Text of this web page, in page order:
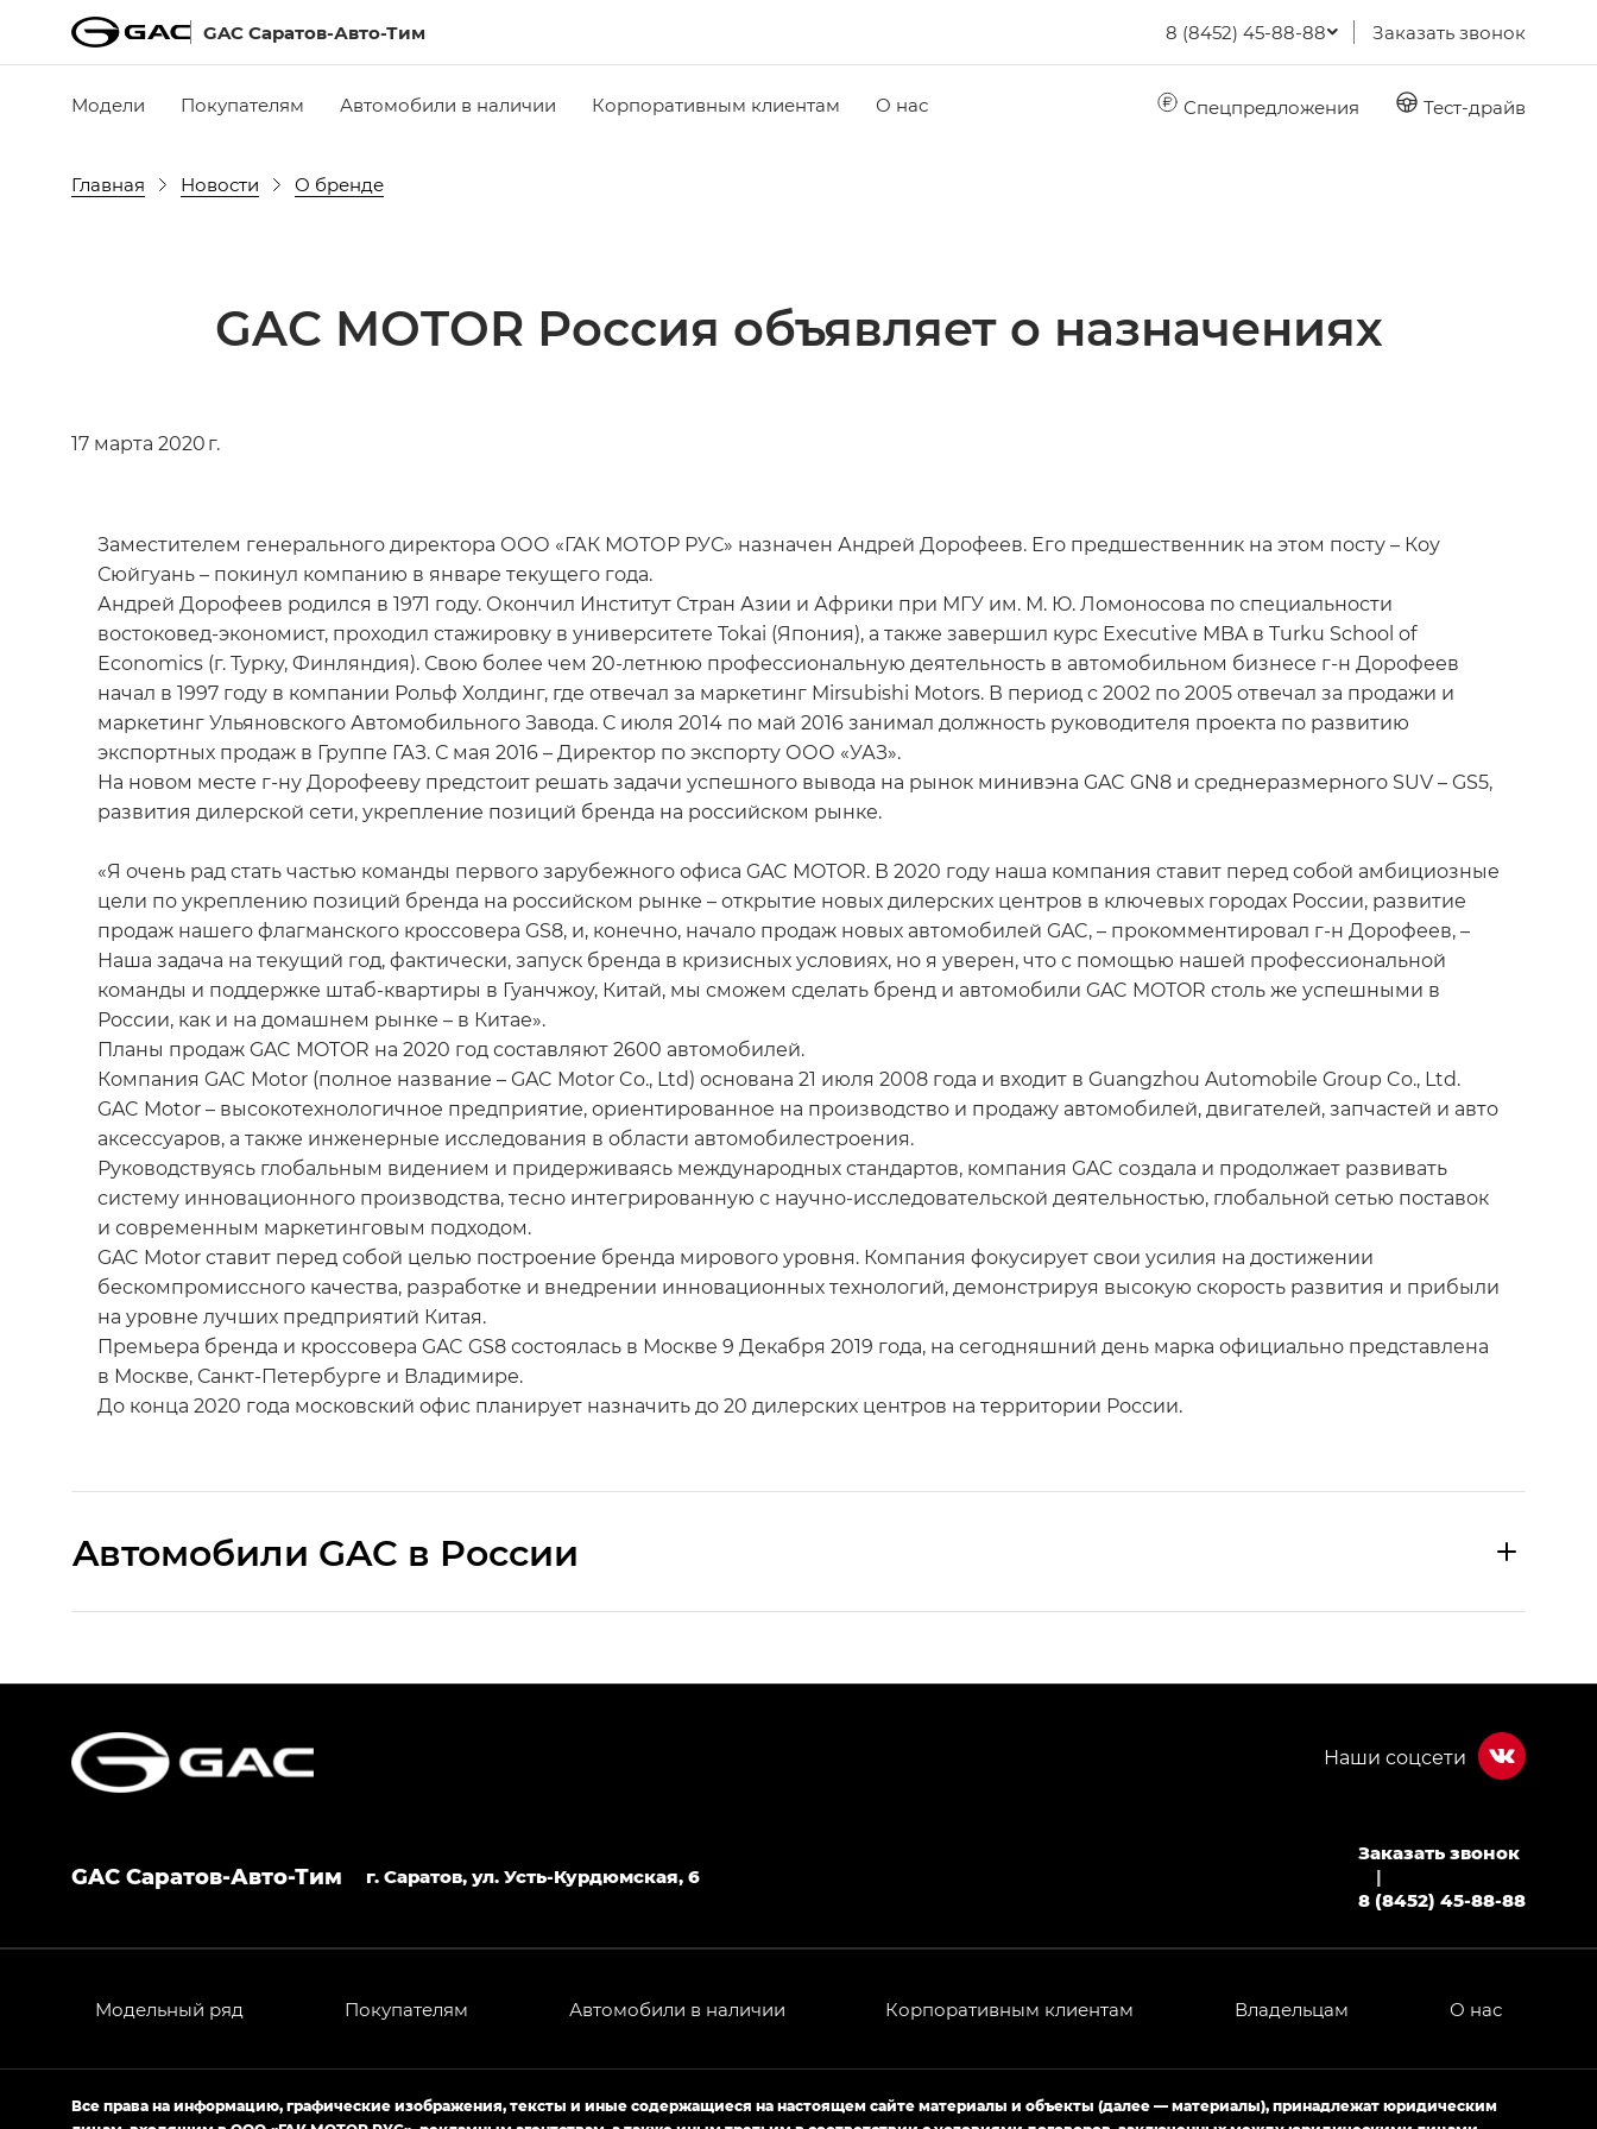
GAC Саратов-Авто-Тим 8 (8452) 45-88-88 Заказать звонок
Модели Покупателям Автомобили в наличии Корпоративным клиентам О нас Спецпредложения Тест-драйв
Главная Новости О бренде
GAC MOTOR Россия объявляет о назначениях
17 марта 2020 г.
Заместителем генерального директора ООО «ГАК МОТОР РУС» назначен Андрей Дорофеев. Его предшественник на этом посту – Коу
Сюйгуань – покинул компанию в январе текущего года.
Андрей Дорофеев родился в 1971 году. Окончил Институт Стран Азии и Африки при МГУ им. М. Ю. Ломоносова по специальности
востоковед-экономист, проходил стажировку в университете Tokai (Япония), а также завершил курс Executive MBA в Turku School of
Economics (г. Турку, Финляндия). Свою более чем 20-летнюю профессиональную деятельность в автомобильном бизнесе г-н Дорофеев
начал в 1997 году в компании Рольф Холдинг, где отвечал за маркетинг Mirsubishi Motors. В период с 2002 по 2005 отвечал за продажи и
маркетинг Ульяновского Автомобильного Завода. С июля 2014 по май 2016 занимал должность руководителя проекта по развитию
экспортных продаж в Группе ГАЗ. С мая 2016 – Директор по экспорту ООО «УАЗ».
На новом месте г-ну Дорофееву предстоит решать задачи успешного вывода на рынок минивэна GAC GN8 и среднеразмерного SUV – GS5,
развития дилерской сети, укрепление позиций бренда на российском рынке.
«Я очень рад стать частью команды первого зарубежного офиса GAC MOTOR. В 2020 году наша компания ставит перед собой амбициозные
цели по укреплению позиций бренда на российском рынке – открытие новых дилерских центров в ключевых городах России, развитие
продаж нашего флагманского кроссовера GS8, и, конечно, начало продаж новых автомобилей GAC, – прокомментировал г-н Дорофеев, –
Наша задача на текущий год, фактически, запуск бренда в кризисных условиях, но я уверен, что с помощью нашей профессиональной
команды и поддержке штаб-квартиры в Гуанчжоу, Китай, мы сможем сделать бренд и автомобили GAC MOTOR столь же успешными в
России, как и на домашнем рынке – в Китае».
Планы продаж GAC MOTOR на 2020 год составляют 2600 автомобилей.
Компания GAC Motor (полное название – GAC Motor Co., Ltd) основана 21 июля 2008 года и входит в Guangzhou Automobile Group Co., Ltd.
GAC Motor – высокотехнологичное предприятие, ориентированное на производство и продажу автомобилей, двигателей, запчастей и авто
аксессуаров, а также инженерные исследования в области автомобилестроения.
Руководствуясь глобальным видением и придерживаясь международных стандартов, компания GAC создала и продолжает развивать
систему инновационного производства, тесно интегрированную с научно-исследовательской деятельностью, глобальной сетью поставок
и современным маркетинговым подходом.
GAC Motor ставит перед собой целью построение бренда мирового уровня. Компания фокусирует свои усилия на достижении
бескомпромиссного качества, разработке и внедрении инновационных технологий, демонстрируя высокую скорость развития и прибыли
на уровне лучших предприятий Китая.
Премьера бренда и кроссовера GAC GS8 состоялась в Москве 9 Декабря 2019 года, на сегодняшний день марка официально представлена
в Москве, Санкт-Петербурге и Владимире.
До конца 2020 года московский офис планирует назначить до 20 дилерских центров на территории России.
Aвтомобили GAC в России
HYPTEC HT — Хайптек Эйч Ти (HYPTEC HT) в комплектации Экс ПРЕМИУМ — EX PREMIUM
GS8 — Джи Эс 8 (GS8) в комплектациях Джи Эс 8 ТРЭВЕЛЛЕР — GS8 TRAVELLER, Джи Икс ПРЕМИУМ — GX PREMIUM, Джи Эти — GT, Джи Эль —
Empow — Эмпау (Empow) в комплектации Джи Эс — GS, Джи Эль с элементы экстерьера в спортивном стиле — GL
GAC Саратов-Авто-Тим г. Саратов, ул. Усть-Курдюмская, 6
Заказать звонок
|
8 (8452) 45-88-88
Модельный ряд Покупателям Автомобили в наличии Корпоративным клиентам Владельцам О нас
Все права на информацию, графические изображения, тексты и иные содержащиеся на настоящем сайте материалы и объекты (далее — материалы), принадлежат юридическим